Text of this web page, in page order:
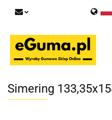
Polski
Simering